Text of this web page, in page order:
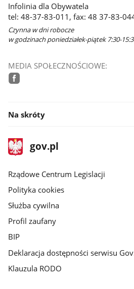
Infolinia dla Obywatela
tel: 48-37-83-011, fax: 48 37-83-
Czynna w dni robocze
w godzinach poniedziałek-piątek 7:30-
MEDIA SPOŁECZNOŚCIOWE:
Na skróty
stopka
gov.plStrona
gov.pl
Rządowe Centrum Legislacji
Polityka cookies
Służba cywilna
Profil zaufany
BIP
Deklaracja dostępności serwisu
Klauzula RODO